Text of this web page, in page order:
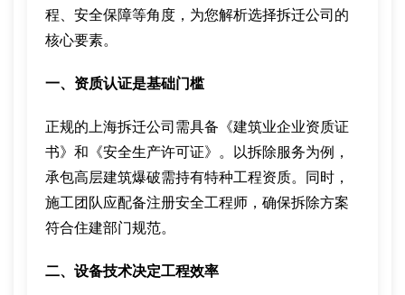
程、安全保障等角度，为您解析选择拆迁公司的
核心要素。
一、资质认证是基础门槛
正规的上海拆迁公司需具备《建筑业企业资质证
书》和《安全生产许可证》。以拆除服务为例，
承包高层建筑爆破需持有特种工程资质。同时，
施工团队应配备注册安全工程师，确保拆除方案
符合住建部门规范。
二、设备技术决定工程效率